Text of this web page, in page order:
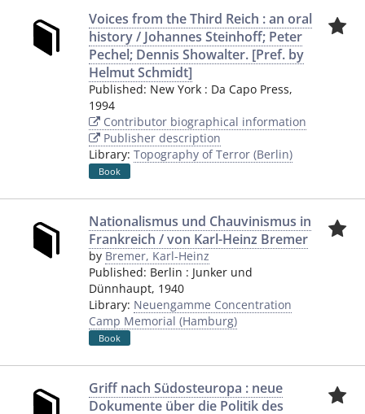
Voices from the Third Reich : an oral
history / Johannes Steinhoff; Peter
Pechel; Dennis Showalter. [Pref. by
Helmut Schmidt]
Published: New York : Da Capo Press,
1994
Contributor biographical information
Publisher description
Library: Topography of Terror (Berlin)
Book
Nationalismus und Chauvinismus in
Frankreich / von Karl-Heinz Bremer
by Bremer, Karl-Heinz
Published: Berlin : Junker und
Dünnhaupt, 1940
Library: Neuengamme Concentration
Camp Memorial (Hamburg)
Book
Griff nach Südosteuropa : neue
Dokumente über die Politik des